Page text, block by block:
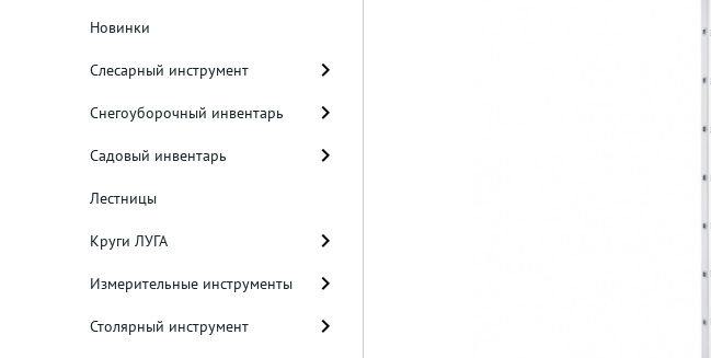
Новинки
Слесарный инструмент
Снегоуборочный инвентарь
Садовый инвентарь
Лестницы
Круги ЛУГА
Измерительные инструменты
Столярный инструмент